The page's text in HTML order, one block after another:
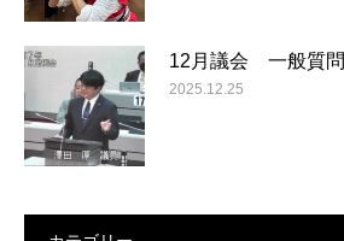
12月議会 一般質問
2025.12.25